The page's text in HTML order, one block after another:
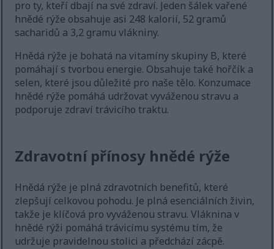
pro ty, kteří dbají na své zdraví. Jeden šálek vařené
hnědé rýže obsahuje asi 248 kalorií, 52 gramů
sacharidů a 3,2 gramu vlákniny.
Hnědá rýže je bohatá na vitamíny skupiny B, které
pomáhají s tvorbou energie. Obsahuje také hořčík a
selen, které jsou důležité pro naše tělo. Konzumace
hnědé rýže pomáhá udržovat vyváženou stravu a
podporuje zdraví trávicího traktu.
Zdravotní přínosy hnědé rýže
Hnědá rýže je plná zdravotních benefitů, které
zlepšují celkovou pohodu. Je plná esenciálních živin,
takže je klíčová pro vyváženou stravu. Vláknina v
hnědé rýži pomáhá trávicímu systému tím, že
udržuje pravidelnou stolici a předchází zácpě.